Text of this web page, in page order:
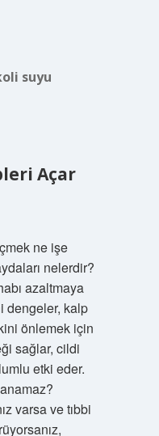
suyu
Açar
ne işe
nelerdir?
azaltmaya
dengeler, kalp
önlemek için
sağlar, cildi
etki eder.
varsa ve tıbbi